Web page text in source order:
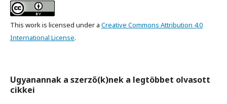
This work is licensed under a Creative Commons Attribution 4.0
International License.
Ugyanannak a szerző(k)nek a legtöbbet olvasott
cikkei